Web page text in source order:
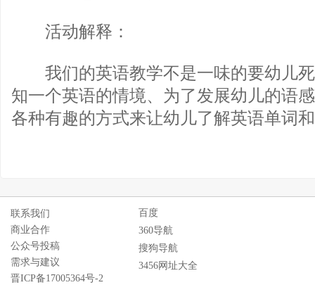
活动解释：
我们的英语教学不是一味的要幼儿死
知一个英语的情境、为了发展幼儿的语
各种有趣的方式来让幼儿了解英语单词
联系我们
商业合作
公众号投稿
需求与建议
晋ICP备17005364号-2
百度
360导航
搜狗导航
3456网址大全